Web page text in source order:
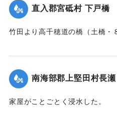
憤慨している。
｜固有コード: 002680200
直入郡宮砥村 下戸橋
竹田より高千穂道の橋（土橋・
｜固有コード: 002680201
南海部郡上堅田村長瀬
家屋がことごとく浸水した。